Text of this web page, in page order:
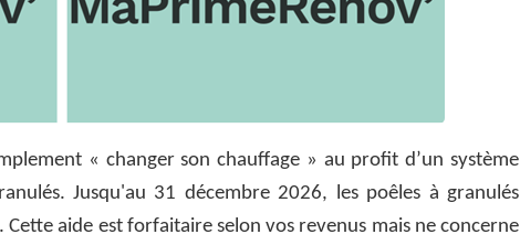
« changer son chauffage » au profit d’un système
Jusqu'au 31 décembre 2026, les poêles à granulés
aide est forfaitaire selon vos revenus mais ne concerne